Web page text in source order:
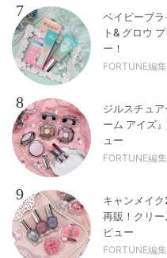
7
ベイビーブ
ト& グロウ
ー！
FORTUNE編
8
ジルスチュ
ーム アイズ
ュー
FORTUNE編
9
キャンメイ
再販！クリ
ビュー
FORTUNE編